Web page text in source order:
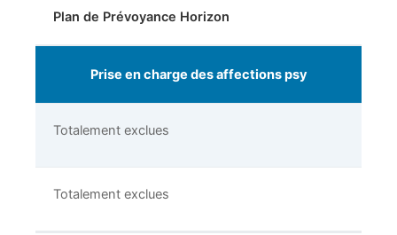
Plan de Prévoyance Horizon
Prise en charge des affections psy
Totalement exclues
Totalement exclues